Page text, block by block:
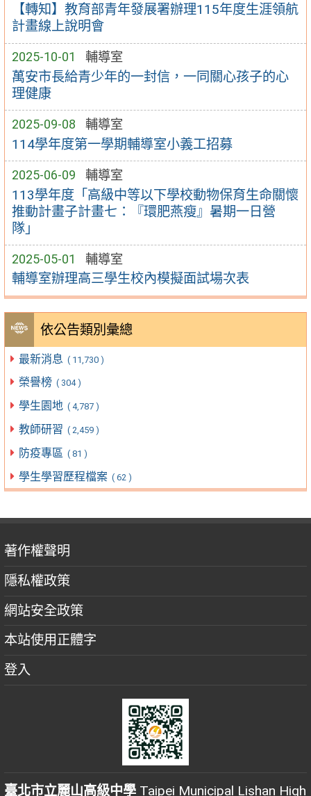
【轉知】教育部青年發展署辦理115年度生涯領航
計畫線上說明會
2025-10-01 輔導室
萬安市長給青少年的一封信，一同關心孩子的心
理健康
2025-09-08 輔導室
114學年度第一學期輔導室小義工招募
2025-06-09 輔導室
113學年度「高級中等以下學校動物保育生命關懷
推動計畫子計畫七：『環肥燕瘦』暑期一日營
隊」
2025-05-01 輔導室
輔導室辦理高三學生校內模擬面試場次表
依公告類別彙總
最新消息 ( 11,730 )
榮譽榜 ( 304 )
學生園地 ( 4,787 )
教師研習 ( 2,459 )
防疫專區 ( 81 )
學生學習歷程檔案 ( 62 )
著作權聲明
隱私權政策
網站安全政策
本站使用正體字
登入
臺北市立麗山高級中學 Taipei Municipal Lishan High